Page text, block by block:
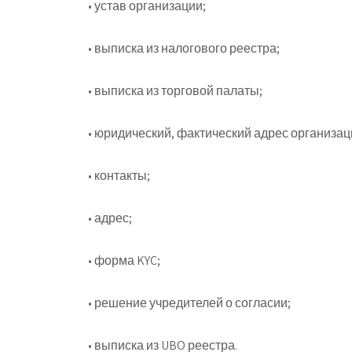
• устав организации;
• выписка из налогового реестра;
• выписка из торговой палаты;
• юридический, фактический адрес
• контакты;
• адрес;
• форма KYC;
• решение учредителей о согласии;
• выписка из UBO реестра.